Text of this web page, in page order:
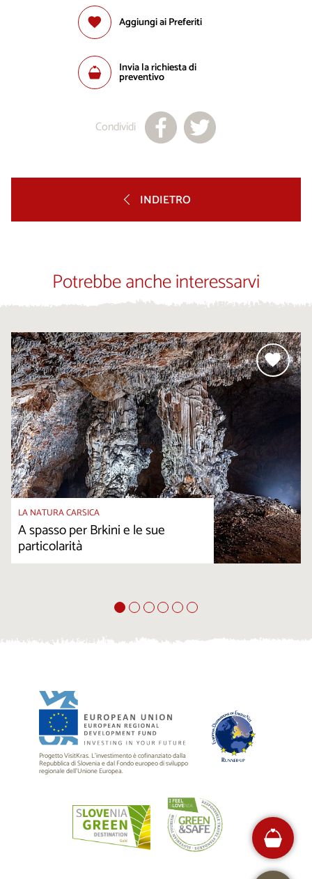
Aggiungi ai Preferiti
Invia la richiesta di
preventivo
Condividi
INDIETRO
Potrebbe anche interessarvi
LA NATURA CARSICA
A spasso per Brkini e le sue
particolarità
Progetto VisitKras. L’investimento è cofinanziato dalla
Repubblica di Slovenia e dal Fondo europeo di sviluppo
regionale dell’Unione Europea.